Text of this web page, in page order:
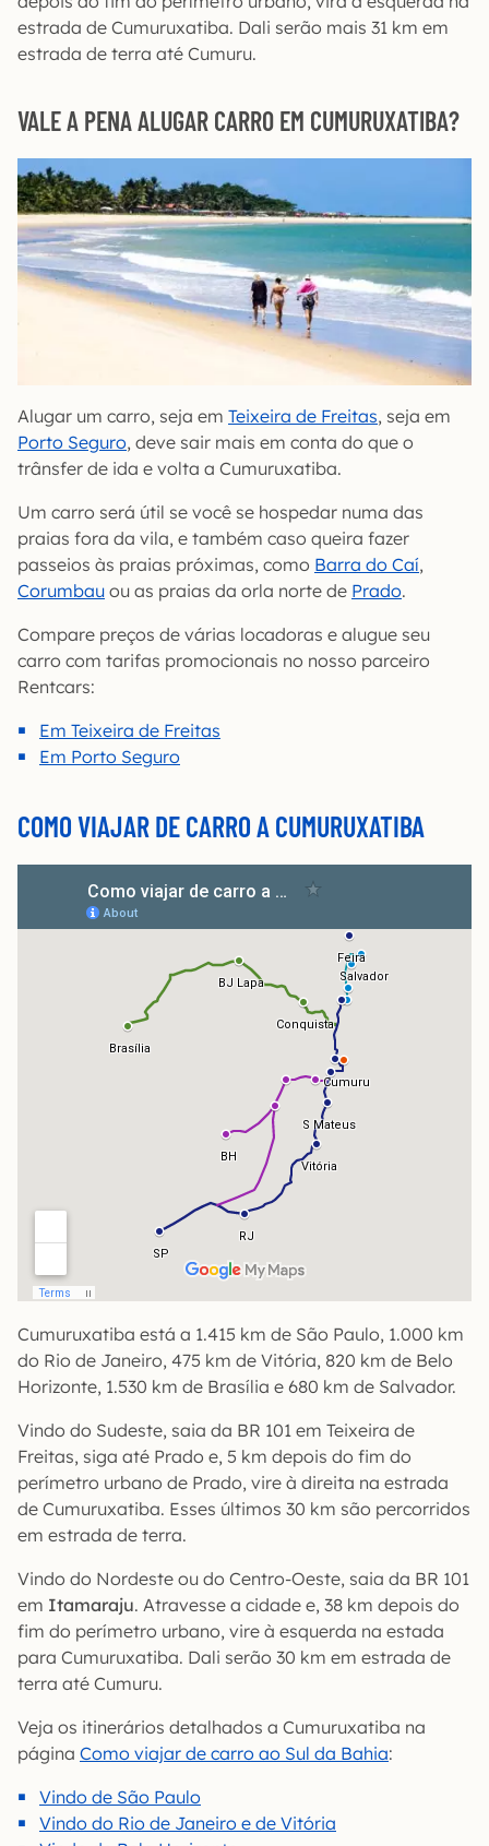
estrada de Cumuruxatiba. Dali serão mais 31 km em
estrada de terra até Cumuru.
VALE A PENA ALUGAR CARRO EM CUMURUXATIBA?
Alugar um carro, seja em Teixeira de Freitas, seja em
Porto Seguro, deve sair mais em conta do que o
trânsfer de ida e volta a Cumuruxatiba.
Um carro será útil se você se hospedar numa das
praias fora da vila, e também caso queira fazer
passeios às praias próximas, como Barra do Caí,
Corumbau ou as praias da orla norte de Prado.
Compare preços de várias locadoras e alugue seu
carro com tarifas promocionais no nosso parceiro
Rentcars:
Em Teixeira de Freitas
Em Porto Seguro
COMO VIAJAR DE CARRO A CUMURUXATIBA
Cumuruxatiba está a 1.415 km de São Paulo, 1.000 km
do Rio de Janeiro, 475 km de Vitória, 820 km de Belo
Horizonte, 1.530 km de Brasília e 680 km de Salvador.
Vindo do Sudeste, saia da BR 101 em Teixeira de
Freitas, siga até Prado e, 5 km depois do fim do
perímetro urbano de Prado, vire à direita na estrada
de Cumuruxatiba. Esses últimos 30 km são percorridos
em estrada de terra.
Vindo do Nordeste ou do Centro-Oeste, saia da BR 101
em Itamaraju. Atravesse a cidade e, 38 km depois do
fim do perímetro urbano, vire à esquerda na estada
para Cumuruxatiba. Dali serão 30 km em estrada de
terra até Cumuru.
Veja os itinerários detalhados a Cumuruxatiba na
página Como viajar de carro ao Sul da Bahia:
Vindo de São Paulo
Vindo do Rio de Janeiro e de Vitória